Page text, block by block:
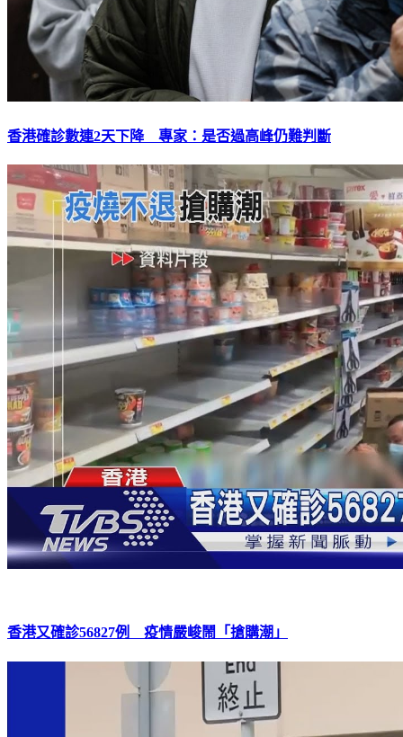
香港確診數連2天下降 專家：是否過高峰仍難判斷
香港又確診56827例 疫情嚴峻鬧「搶購潮」